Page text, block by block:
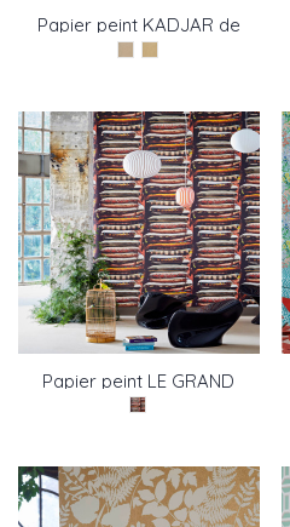
Papier peint KADJAR de
Pierre Frey
Papier peint LE GRAND
BAZAR de Pierre Frey